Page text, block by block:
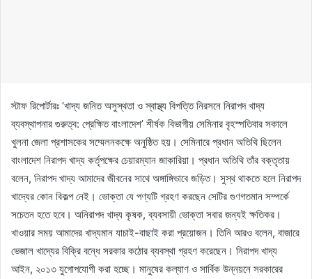
স্টাফ রিপোর্টারঃ ‘খাদ্য জনিত অসুস্থতা ও স্বাস্থ্য বিপত্তি নিরসনে নিরাপদ খাদ্য
ব্যবস্থাপনার গুরুত্ব: প্রেক্ষিত বাংলাদেশ’ শীর্ষক বিভাগীয় সেমিনার বৃহস্পতিবার সকালে
খুলনা জেলা প্রশাসকের সম্মেলনকক্ষে অনুষ্ঠিত হয়। সেমিনারে প্রধান অতিথি ছিলেন
বাংলাদেশ নিরাপদ খাদ্য কর্তৃপক্ষের চেয়ারম্যান জাকারিয়া। প্রধান অতিথি তাঁর বক্তৃতায়
বলেন, নিরাপদ খাদ্য আমাদের জীবনের সাথে অঙ্গাঙ্গিভাবে জড়িত। সুস্থ থাকতে হলে নিরাপদ
খাদ্যের কোন বিকল্প নেই। ভোক্তা যে পণ্যটি গ্রহণ করছেন সেটির গুণগতমান সম্পর্কে
সচেতন হতে হবে। অনিরাপদ খাদ্য কৃষক, ব্যবসায়ী ভোক্তা সবার জন্যই ক্ষতিকর।
খাওয়ার সময় আমাদের খাদ্যমান যাচাই-বাছাই করা প্রয়োজন। তিনি আরও বলেন, বাজারে
ভেজাল খাদ্যের বিক্রি বন্ধে সরকার কঠোর ব্যবস্থা গ্রহণ করেছেন। নিরাপদ খাদ্য
আইন, ২০১৩ যুগোপযোগী করা হচ্ছে। মানুষের কল্যাণ ও সার্বিক উন্নয়নে সরকারের